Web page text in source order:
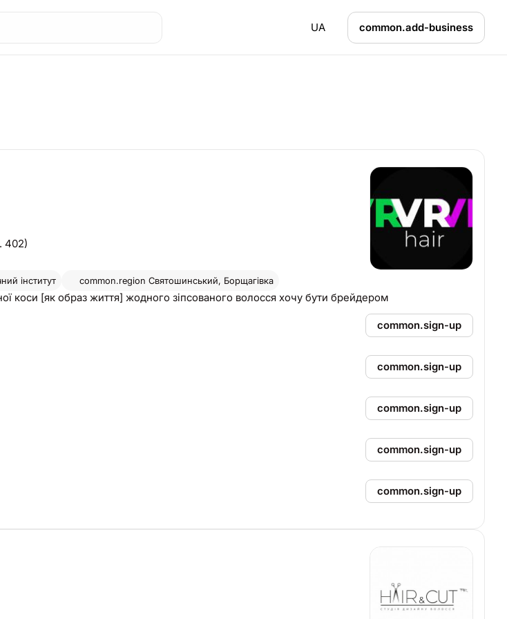
UA common.add-business
402)
інститут common.region Святошинський, Борщагівка
коси [як образ життя] жодного зіпсованого волосся хочу бути брейдером
common.sign-up
common.sign-up
common.sign-up
common.sign-up
common.sign-up